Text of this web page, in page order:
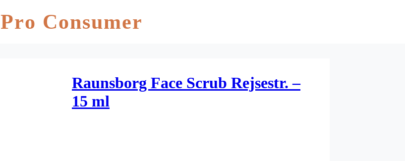
Pro Consumer
Raunsborg Face Scrub Rejsestr. –
15 ml